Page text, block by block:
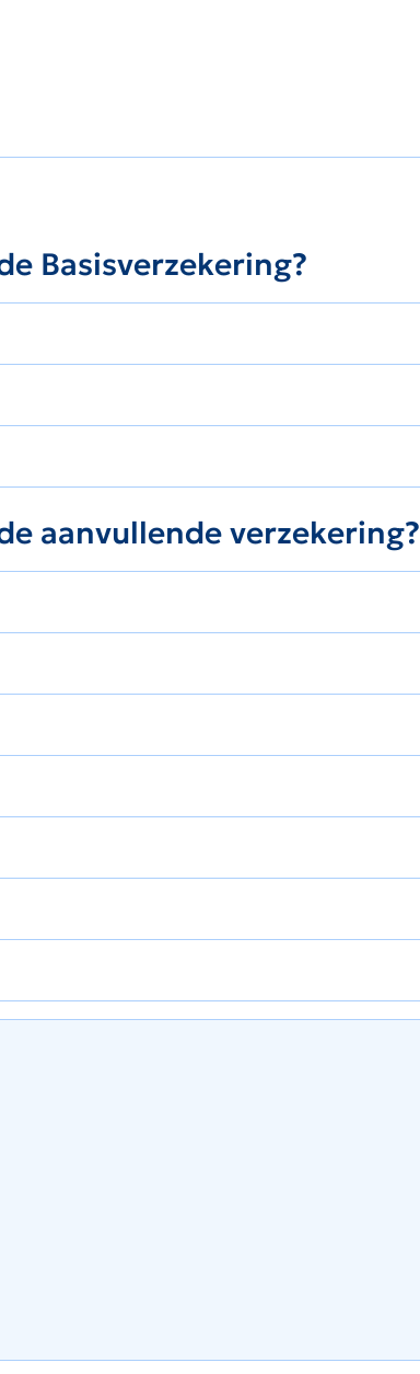
Basisverzekering?
aanvullende verzekering?